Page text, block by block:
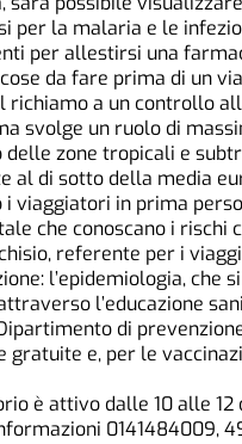
per la malaria e le
per allestirsi una
da fare prima di un
richiamo a un controllo
svolge un ruolo di
delle zone tropicali e
al di sotto della media
i viaggiatori in prima
che conoscano i rischi
referente per i
l’epidemiologia, che
l’educazione
di
gratuite e, per le
è attivo dalle 10 alle
0141484009,